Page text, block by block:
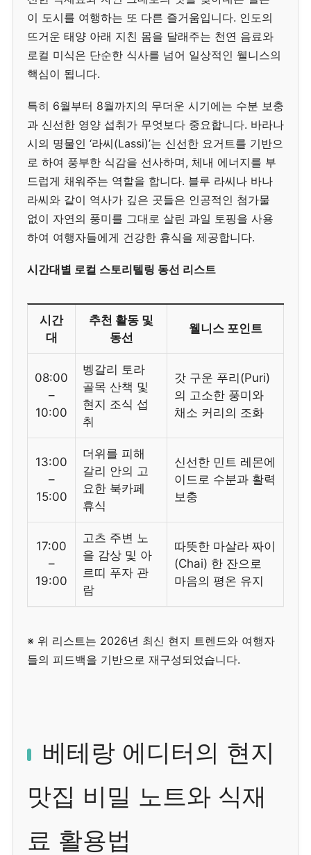
이 도시를 여행하는 또 다른 즐거움입니다. 인도의
뜨거운 태양 아래 지친 몸을 달래주는 천연 음료와
로컬 미식은 단순한 식사를 넘어 일상적인 웰니스의
핵심이 됩니다.
특히 6월부터 8월까지의 무더운 시기에는 수분 보충
과 신선한 영양 섭취가 무엇보다 중요합니다. 바라나
시의 명물인 ‘라씨(Lassi)’는 신선한 요거트를 기반으
로 하여 풍부한 식감을 선사하며, 체내 에너지를 부
드럽게 채워주는 역할을 합니다. 블루 라씨나 바나
라씨와 같이 역사가 깊은 곳들은 인공적인 첨가물
없이 자연의 풍미를 그대로 살린 과일 토핑을 사용
하여 여행자들에게 건강한 휴식을 제공합니다.
시간대별 로컬 스토리텔링 동선 리스트
시간
대
추천 활동 및
동선
웰니스 포인트
08:00
–
10:00
벵갈리 토라
골목 산책 및
현지 조식 섭
취
갓 구운 푸리(Puri)
의 고소한 풍미와
채소 커리의 조화
13:00
–
15:00
더위를 피해
갈리 안의 고
요한 북카페
휴식
신선한 민트 레몬에
이드로 수분과 활력
보충
17:00
–
19:00
고츠 주변 노
을 감상 및 아
르띠 푸자 관
람
따뜻한 마살라 짜이
(Chai) 한 잔으로
마음의 평온 유지
※ 위 리스트는 2026년 최신 현지 트렌드와 여행자
들의 피드백을 기반으로 재구성되었습니다.
베테랑 에디터의 현지
맛집 비밀 노트와 식재
료 활용법